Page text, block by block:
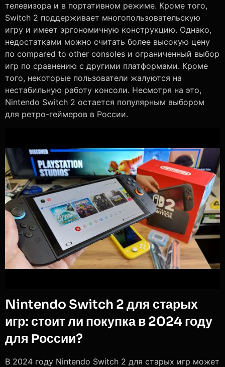
телевизора и в портативном режиме. Кроме того,
Switch 2 поддерживает многопользовательскую
игру и имеет эргономичную конструкцию. Однако,
недостатками можно считать более высокую цену
по compared to other consoles и ограниченный выбор
игр по сравнению с другими платформами. Кроме
того, некоторые пользователи жалуются на
нестабильную работу консоли. Несмотря на это,
Nintendo Switch 2 остается популярным выбором
для ретро-геймеров в России.
Nintendo Switch 2 для старых
игр: стоит ли покупка в 2024 году
для России?
В 2024 году Nintendo Switch 2 для старых игр может